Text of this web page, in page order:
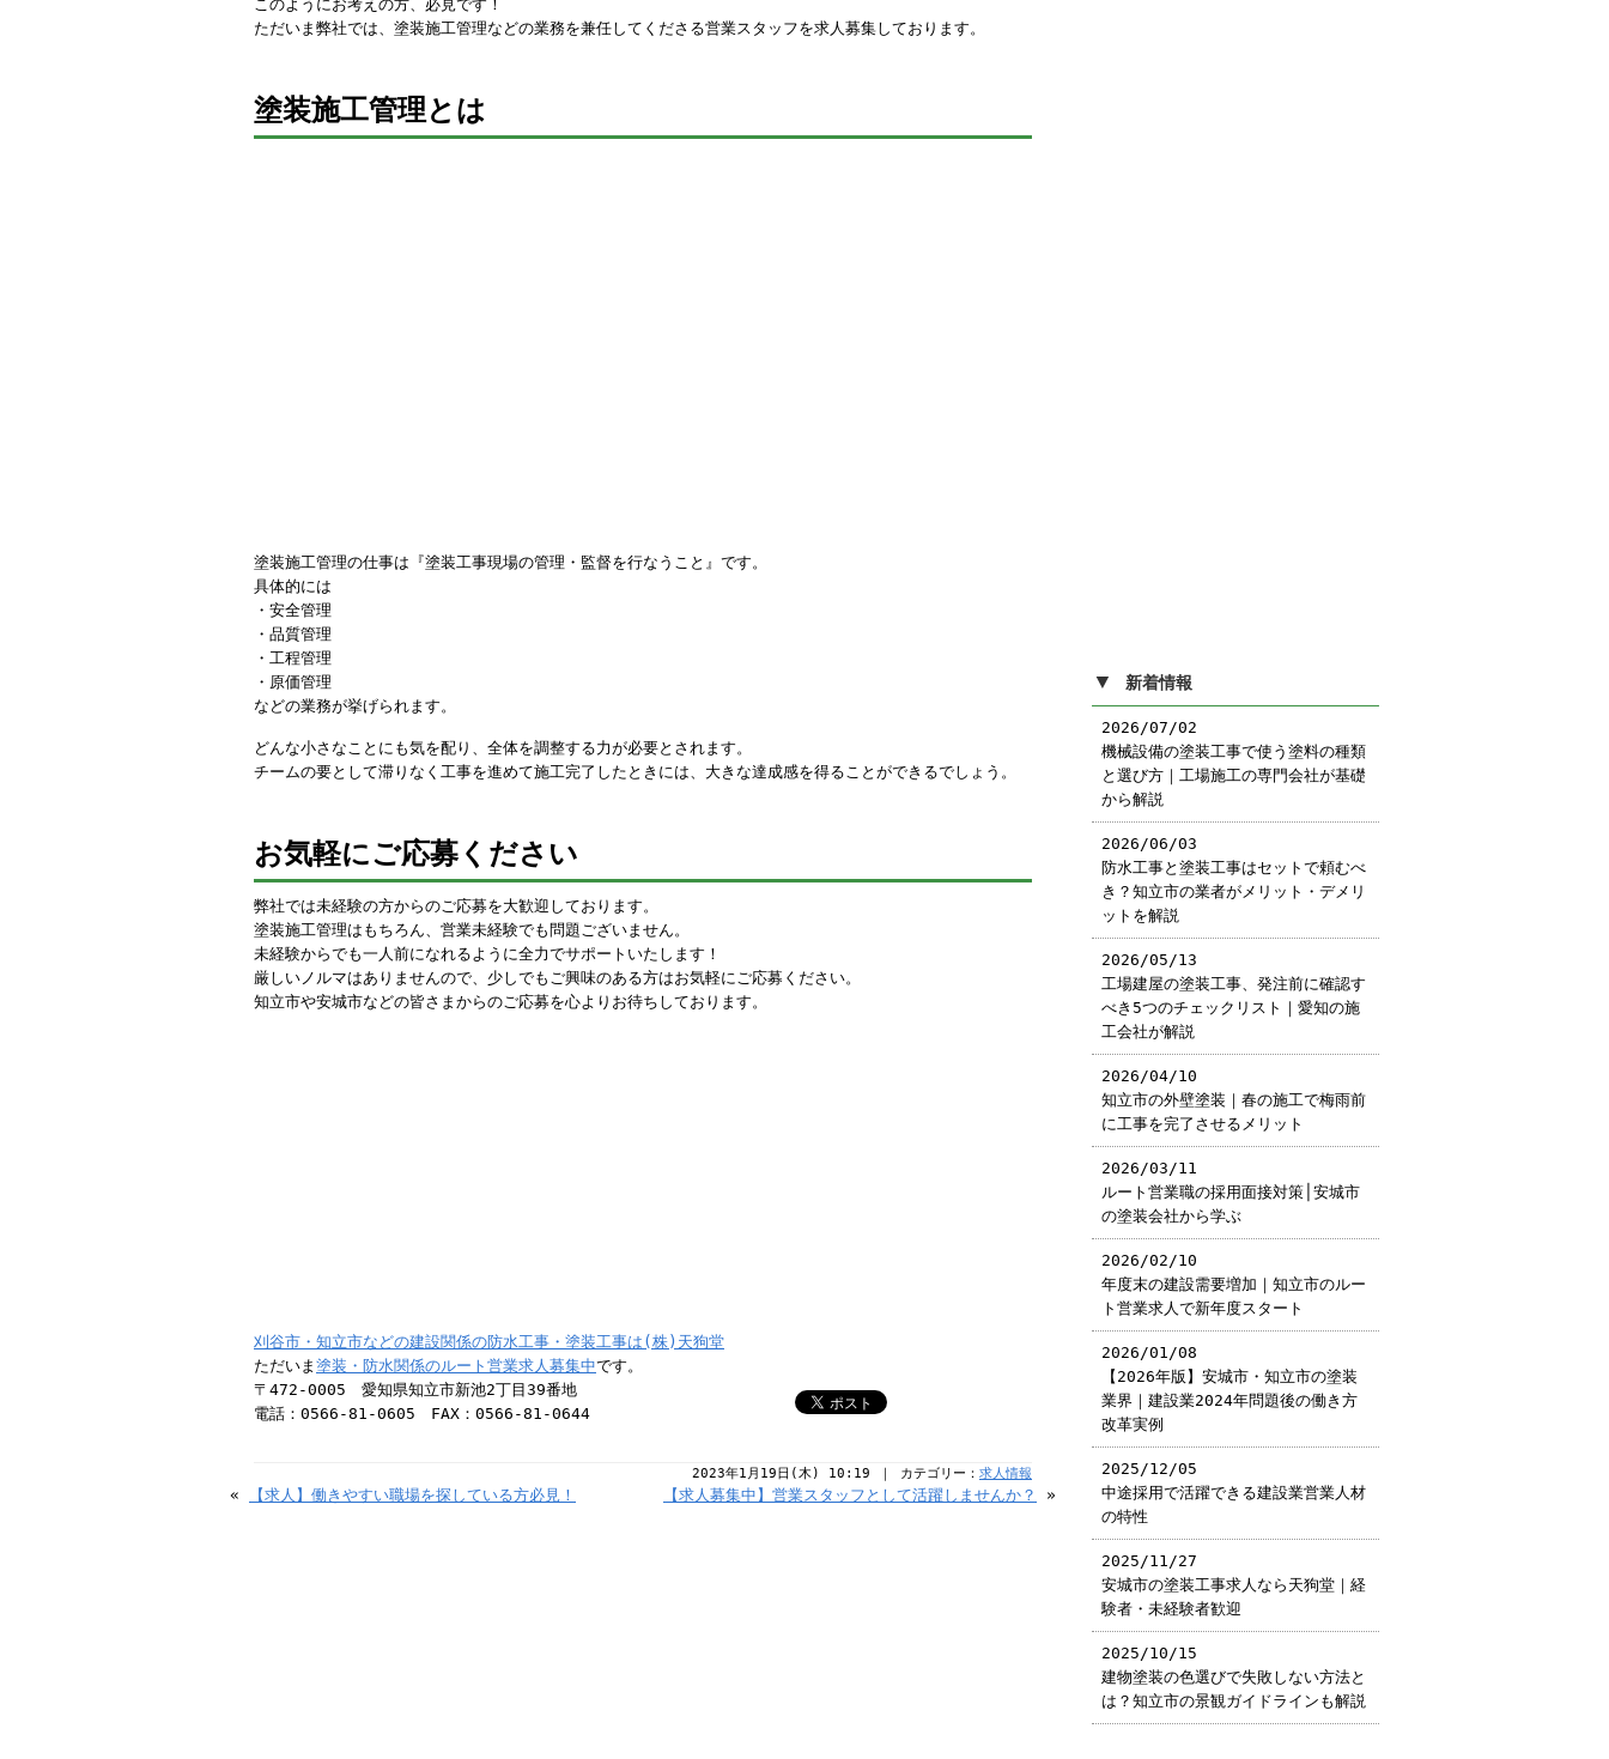
このようにお考えの方、必見です！
ただいま弊社では、塗装施工管理などの業務を兼任してくださる営業スタッフを求人募集しております。
塗装施工管理とは
塗装施工管理の仕事は『塗装工事現場の管理・監督を行なうこと』です。
具体的には
・安全管理
・品質管理
・工程管理
・原価管理
などの業務が挙げられます。
どんな小さなことにも気を配り、全体を調整する力が必要とされます。
チームの要として滞りなく工事を進めて施工完了したときには、大きな達成感を得ることができるでしょう。
お気軽にご応募ください
弊社では未経験の方からのご応募を大歓迎しております。
塗装施工管理はもちろん、営業未経験でも問題ございません。
未経験からでも一人前になれるように全力でサポートいたします！
厳しいノルマはありませんので、少しでもご興味のある方はお気軽にご応募ください。
知立市や安城市などの皆さまからのご応募を心よりお待ちしております。
刈谷市・知立市などの建設関係の防水工事・塗装工事は(株)天狗堂
ただいま 塗装・防水関係のルート営業求人募集中です。
〒472-0005 愛知県知立市新池2丁目39番地
電話：0566-81-0605 FAX：0566-81-0644
2023年1月19日(木) 10:19 ｜ カテゴリー： 求人情報
« 【求人】働きやすい職場を探している方必見！ 【求人募集中】営業スタッフとして活躍しませんか？ »
▼ 新着情報
2026/07/02
機械設備の塗装工事で使う塗料の種類
と選び方｜工場施工の専門会社が基礎
から解説
2026/06/03
防水工事と塗装工事はセットで頼むべ
き？知立市の業者がメリット・デメリ
ットを解説
2026/05/13
工場建屋の塗装工事、発注前に確認す
べき5つのチェックリスト｜愛知の施
工会社が解説
2026/04/10
知立市の外壁塗装｜春の施工で梅雨前
に工事を完了させるメリット
2026/03/11
ルート営業職の採用面接対策│安城市
の塗装会社から学ぶ
2026/02/10
年度末の建設需要増加｜知立市のルー
ト営業求人で新年度スタート
2026/01/08
【2026年版】安城市・知立市の塗装
業界｜建設業2024年問題後の働き方
改革実例
2025/12/05
中途採用で活躍できる建設業営業人材
の特性
2025/11/27
安城市の塗装工事求人なら天狗堂｜経
験者・未経験者歓迎
2025/10/15
建物塗装の色選びで失敗しない方法と
は？知立市の景観ガイドラインも解説